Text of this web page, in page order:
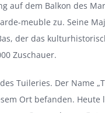
auf dem Balkon des
meuble zu. Seine
der das
Zuschauer.
Tuileries. Der Name
Ort befanden. Heute